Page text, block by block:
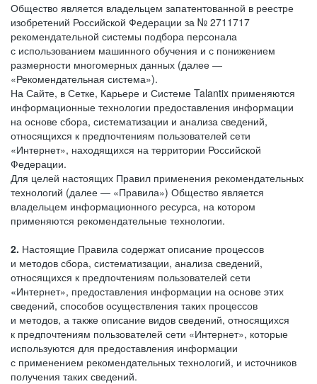
Общество является владельцем запатентованной в реестре
изобретений Российской Федерации за № 2711717
рекомендательной системы подбора персонала
с использованием машинного обучения и с понижением
размерности многомерных данных (далее —
«Рекомендательная система»).
На Сайте, в Сетке, Карьере и Системе Talantix применяются
информационные технологии предоставления информации
на основе сбора, систематизации и анализа сведений,
относящихся к предпочтениям пользователей сети
«Интернет», находящихся на территории Российской
Федерации.
Для целей настоящих Правил применения рекомендательных
технологий (далее — «Правила») Общество является
владельцем информационного ресурса, на котором
применяются рекомендательные технологии.
2. Настоящие Правила содержат описание процессов
и методов сбора, систематизации, анализа сведений,
относящихся к предпочтениям пользователей сети
«Интернет», предоставления информации на основе этих
сведений, способов осуществления таких процессов
и методов, а также описание видов сведений, относящихся
к предпочтениям пользователей сети «Интернет», которые
используются для предоставления информации
с применением рекомендательных технологий, и источников
получения таких сведений.